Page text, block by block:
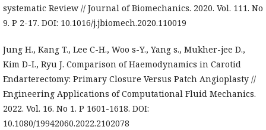
systematic Review // Journal of Biomechanics. 2020. Vol. 111. No
9. P 2-17. DOI: 10.1016/j.jbiomech.2020.110019
Jung H., Kang T., Lee C-H., Woo s-Y., Yang s., Mukher-jee D.,
Kim D-I., Ryu J. Comparison of Haemodynamics in Carotid
Endarterectomy: Primary Closure Versus Patch Angioplasty //
Engineering Applications of Computational Fluid Mechanics.
2022. Vol. 16. No 1. P 1601-1618. DOI:
10.1080/19942060.2022.2102078